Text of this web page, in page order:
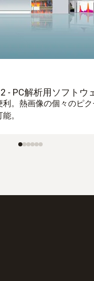
板のピーク温度を視
備点検
触点検：高圧電線お
を非接触で安全な距
。
- PC解析用ソフトウ
。熱画像の個々のピク
。